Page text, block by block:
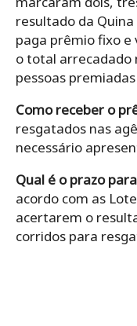
resultado da
paga prêmio fixo e
o total arrecadado
pessoas
Como receber o
resgatados nas
necessário
Qual é o prazo
acordo com as
acertarem o
corridos para